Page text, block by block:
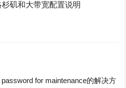
杉矶和大带宽配置说明
for maintenance的解决方